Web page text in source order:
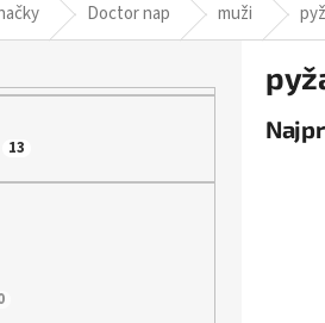
Doctor nap muži
13